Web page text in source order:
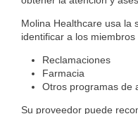
Molina Healthcare usa la
identificar a los
Reclamaciones
Farmacia
Otros programas de
Su proveedor puede